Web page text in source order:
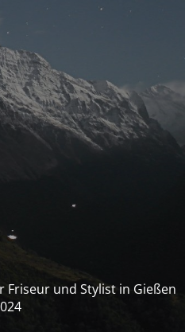
und Stylist in Gießen